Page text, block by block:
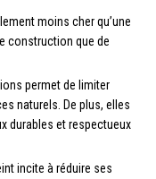
moins cher qu’une
construction que de
permet de limiter
naturels. De plus, elles
durables et respectueux
incite à réduire ses